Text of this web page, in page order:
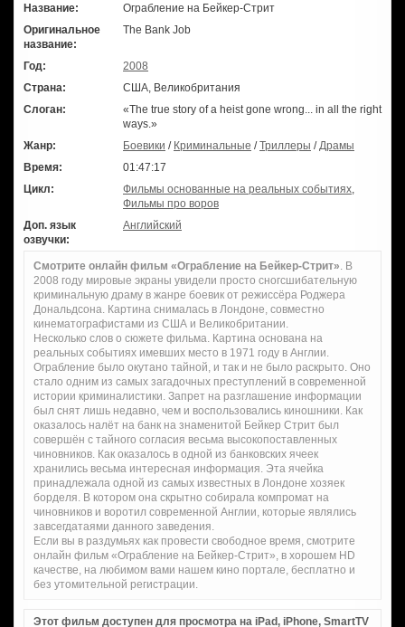
Название:
Ограбление на Бейкер-Стрит
Оригинальное
название:
The Bank Job
Год:
2008
Страна:
США, Великобритания
Слоган:
«The true story of a heist gone wrong... in all the right
ways.»
Жанр:
Боевики / Криминальные /Триллеры /Драмы
Время:
01:47:17
Цикл:
Фильмы основанные на реальных событиях,
Фильмы про воров
Доп. язык
озвучки:
Английский
Смотрите онлайн фильм «Ограбление на Бейкер-Стрит». В
2008 году мировые экраны увидели просто сногсшибательную
криминальную драму в жанре боевик от режиссёра Роджера
Дональдсона. Картина снималась в Лондоне, совместно
кинематографистами из США и Великобритании.
Несколько слов о сюжете фильма. Картина основана на
реальных событиях имевших место в 1971 году в Англии.
Ограбление было окутано тайной, и так и не было раскрыто. Оно
стало одним из самых загадочных преступлений в современной
истории криминалистики. Запрет на разглашение информации
был снят лишь недавно, чем и воспользовались киношники. Как
оказалось налёт на банк на знаменитой Бейкер Стрит был
совершён с тайного согласия весьма высокопоставленных
чиновников. Как оказалось в одной из банковских ячеек
хранились весьма интересная информация. Эта ячейка
принадлежала одной из самых известных в Лондоне хозяек
борделя. В котором она скрытно собирала компромат на
чиновников и воротил современной Англии, которые являлись
завсегдатаями данного заведения.
Если вы в раздумьях как провести свободное время, смотрите
онлайн фильм «Ограбление на Бейкер-Стрит», в хорошем HD
качестве, на любимом вами нашем кино портале, бесплатно и
без утомительной регистрации.
Этот фильм доступен для просмотра на iPad, iPhone, SmartTV